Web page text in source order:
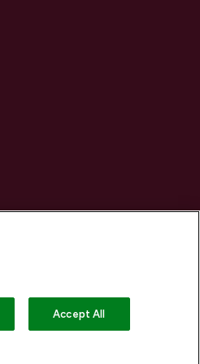
Accept All